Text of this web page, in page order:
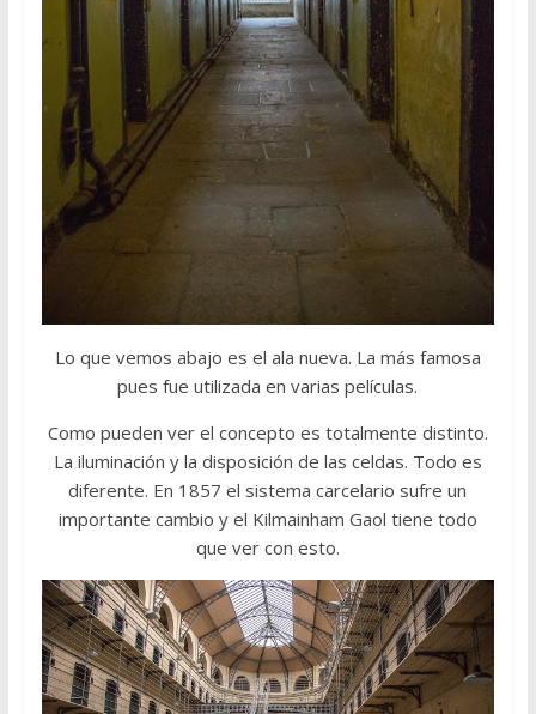
Lo que vemos abajo es el ala nueva. La más famosa
pues fue utilizada en varias películas.
Como pueden ver el concepto es totalmente distinto.
La iluminación y la disposición de las celdas. Todo es
diferente. En 1857 el sistema carcelario sufre un
importante cambio y el Kilmainham Gaol tiene todo
que ver con esto.